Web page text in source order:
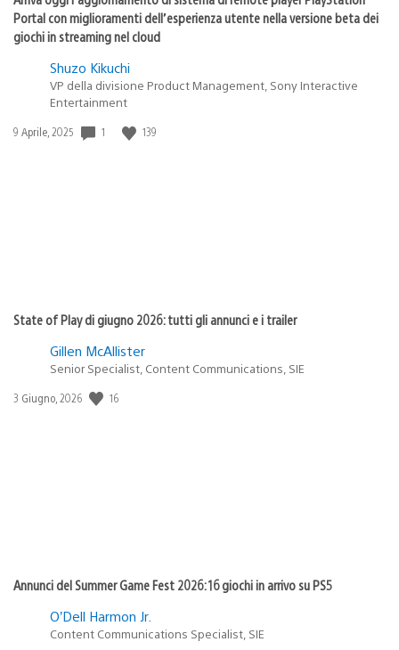
Portal con miglioramenti dell’esperienza utente nella versione beta dei
giochi in streaming nel cloud
Shuzo Kikuchi
VP della divisione Product Management, Sony Interactive
Entertainment
Data
9 Aprile, 2025 1 139
State of Play di giugno 2026: tutti gli annunci e i trailer
Gillen McAllister
Senior Specialist, Content Communications, SIE
Data
3 Giugno, 2026 16
Annunci del Summer Game Fest 2026: 16 giochi in arrivo su PS5
O’Dell Harmon Jr.
Content Communications Specialist, SIE